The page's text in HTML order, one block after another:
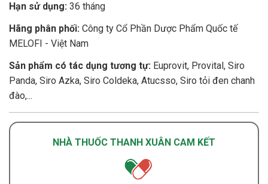
Hạn sử dụng: 36 tháng
Hãng phân phối: Công ty Cổ Phần Dược Phẩm Quốc tế
MELOFI - Việt Nam
Sản phẩm có tác dụng tương tự: Euprovit, Provital, Siro
Panda, Siro Azka, Siro Coldeka, Atucsso, Siro tỏi đen chanh
đào,...
NHÀ THUỐC THANH XUÂN CAM KẾT